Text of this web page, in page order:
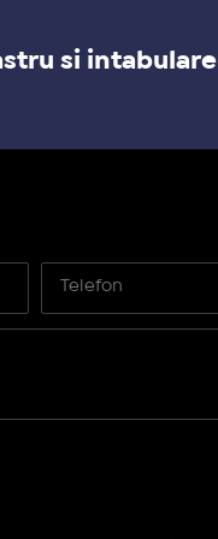
si intabulare